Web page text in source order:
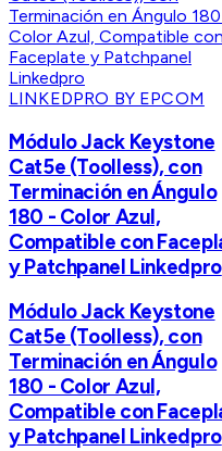
LINKEDPRO BY EPCOM
Módulo Jack Keystone
Cat5e (Toolless), con
Terminación en Ángulo
180 - Color Azul,
Compatible con
y Patchpanel Linkedpro
Módulo Jack Keystone
Cat5e (Toolless), con
Terminación en Ángulo
180 - Color Azul,
Compatible con
y Patchpanel Linkedpro